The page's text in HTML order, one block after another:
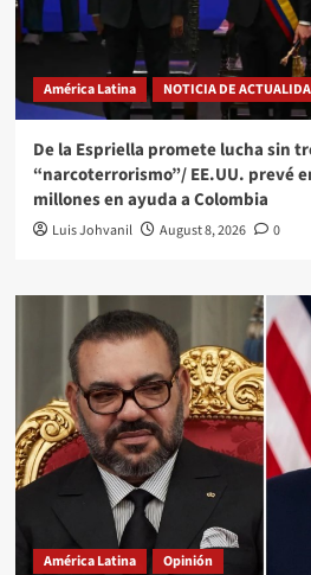
América Latina NOTICIA DE
De la Espriella promete lucha sin
“narcoterrorismo”/ EE.UU. prevé
millones en ayuda a Colombia
Luis Johvanil August 8, 2026 0
América Latina Opinión